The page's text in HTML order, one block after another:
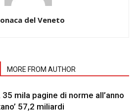
del Veneto
MORE FROM AUTHOR
35 mila pagine di norme all’anno
57,2 miliardi